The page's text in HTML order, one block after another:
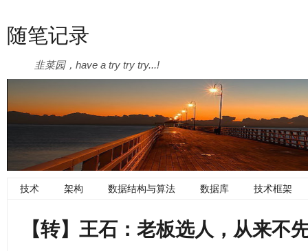
随笔记录
韭菜园，have a try try try...!
技术 架构 数据结构与算法 数据库 技术框架
【转】王石：老板选人，从来不